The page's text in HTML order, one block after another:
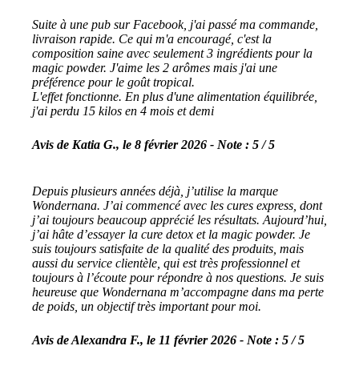
Suite à une pub sur Facebook, j'ai passé ma commande,
livraison rapide. Ce qui m'a encouragé, c'est la
composition saine avec seulement 3 ingrédients pour la
magic powder. J'aime les 2 arômes mais j'ai une
préférence pour le goût tropical.
L'effet fonctionne. En plus d'une alimentation équilibrée,
j'ai perdu 15 kilos en 4 mois et demi
Avis de Katia G., le 8 février 2026 - Note : 5 / 5
Depuis plusieurs années déjà, j’utilise la marque
Wondernana. J’ai commencé avec les cures express, dont
j’ai toujours beaucoup apprécié les résultats. Aujourd’hui,
j’ai hâte d’essayer la cure detox et la magic powder. Je
suis toujours satisfaite de la qualité des produits, mais
aussi du service clientèle, qui est très professionnel et
toujours à l’écoute pour répondre à nos questions. Je suis
heureuse que Wondernana m’accompagne dans ma perte
de poids, un objectif très important pour moi.
Avis de Alexandra F., le 11 février 2026 - Note : 5 / 5